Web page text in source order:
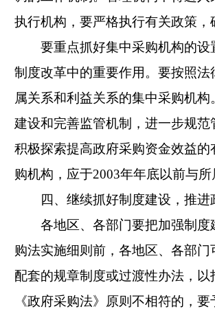
执行机构，要严格执行有关政策，
要重点抓好集中采购机构的设
制度改革中的重要作用。要按照
属关系和利益关系的集中采购机
建设和完善监管机制，进一步规范
积极探索提高政府采购资金效益
购机构，应于2003年年底以前与所
四、继续抓好制度建设，推进
各地区、各部门要把加强制度
购法实施细则前，各地区、各部
配套的规章制度或过渡性办法，
《政府采购法》原则不相符的，